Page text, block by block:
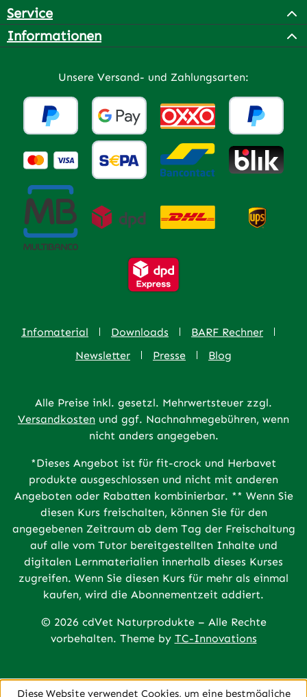
Service
Informationen
Unsere Versand- und Zahlungsarten:
Infomaterial Downloads
BARF Rechner
Newsletter
Presse Blog
Alle Preise inkl. gesetzl. Mehrwertsteuer zzgl.
Versandkosten und ggf. Nachnahmegebühren, wenn
nicht anders angegeben.
*Dieses Angebot ist für fit-crock und Herbavet
produkte ausgeschlossen und nicht mit anderen
Angeboten oder Rabatten kombinierbar. ** Wenn Sie
diesen Kurs freischalten, können Sie für den
angegebenen Zeitraum ab dem Tag der Freischaltung
auf alle vom Tutor bereitgestellten Inhalte und
digitalen Lernmaterialien innerhalb dieses Kurses
zugreifen. Wenn Sie diesen Kurs für mehr als einmal
kaufen, wird die Abonnementzeit addiert.
© 2026 cdVet Naturprodukte – Alle Rechte
vorbehalten. Theme by TC-Innovations
Diese Website verwendet Cookies, um eine bestmögliche